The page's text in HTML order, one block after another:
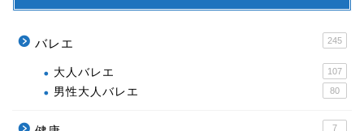
バレエ 245
大人バレエ 107
男性大人バレエ 80
7